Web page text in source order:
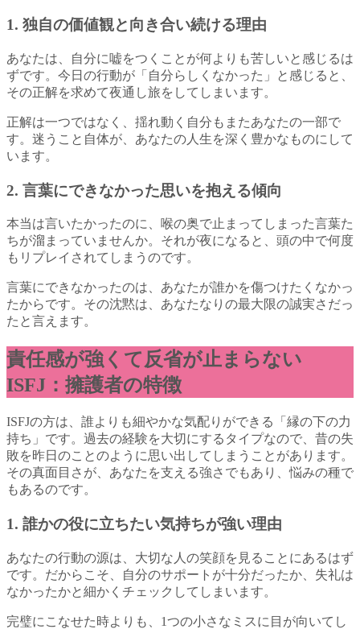
1. 独自の価値観と向き合い続ける理由
あなたは、自分に嘘をつくことが何よりも苦しいと感じるは
ずです。今日の行動が「自分らしくなかった」と感じると、
その正解を求めて夜通し旅をしてしまいます。
正解は一つではなく、揺れ動く自分もまたあなたの一部で
す。迷うこと自体が、あなたの人生を深く豊かなものにして
います。
2. 言葉にできなかった思いを抱える傾向
本当は言いたかったのに、喉の奥で止まってしまった言葉た
ちが溜まっていませんか。それが夜になると、頭の中で何度
もリプレイされてしまうのです。
言葉にできなかったのは、あなたが誰かを傷つけたくなかっ
たからです。その沈黙は、あなたなりの最大限の誠実さだっ
たと言えます。
責任感が強くて反省が止まらない
ISFJ：擁護者の特徴
ISFJの方は、誰よりも細やかな気配りができる「縁の下の力
持ち」です。過去の経験を大切にするタイプなので、昔の失
敗を昨日のことのように思い出してしまうことがあります。
その真面目さが、あなたを支える強さでもあり、悩みの種で
もあるのです。
1. 誰かの役に立ちたい気持ちが強い理由
あなたの行動の源は、大切な人の笑顔を見ることにあるはず
です。だからこそ、自分のサポートが十分だったか、失礼は
なかったかと細かくチェックしてしまいます。
完璧にこなせた時よりも、1つの小さなミスに目が向いてし